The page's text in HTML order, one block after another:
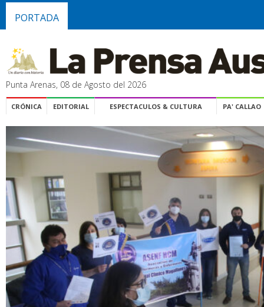
PORTADA
Punta Arenas, 08 de Agosto del 2026
CRÓNICA EDITORIAL ESPECTACULOS & CULTURA PA' CALLAO